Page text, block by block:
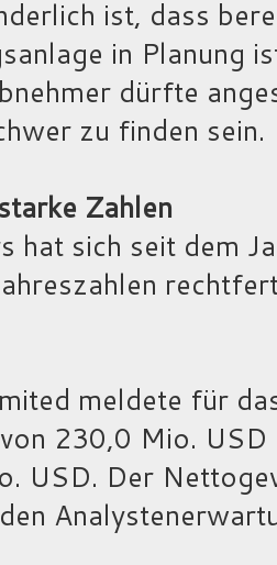
ist, dass
in Planung
dürfte
zu finden sein.
Zahlen
hat sich seit dem
meldete für
230,0 Mio.
USD. Der